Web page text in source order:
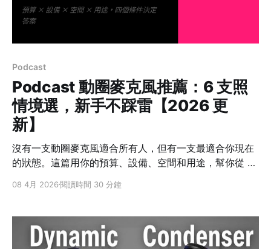
Podcast
Podcast 動圈麥克風推薦：6 支照
情境選，新手不踩雷【2026 更
新】
沒有一支動圈麥克風適合所有人，但有一支最適合你現在
的狀態。這篇用你的預算、設備、空間和用途，幫你從 6
08 4月 2026閱讀時間 30 分鐘